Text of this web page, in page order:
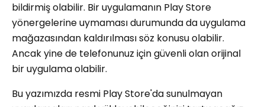
bildirmiş olabilir. Bir uygulamanın Play Store
yönergelerine uymaması durumunda da uygulama
mağazasından kaldırılması söz konusu olabilir.
Ancak yine de telefonunuz için güvenli olan orijinal
bir uygulama olabilir.
Bu yazımızda resmi Play Store'da sunulmayan